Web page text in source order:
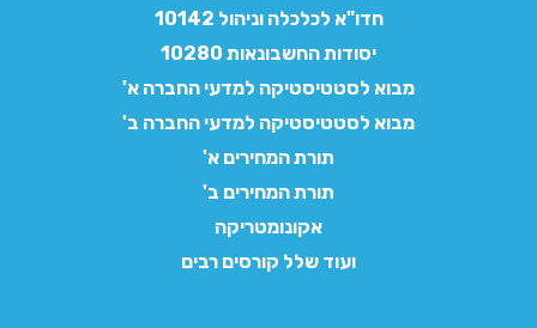
חדו"א לכלכלה וניהול 10142
יסודות החשבונאות 10280
מבוא לסטטיסטיקה למדעי החברה א'
מבוא לסטטיסטיקה למדעי החברה ב'
תורת המחירים א'
תורת המחירים ב'
אקונומטריקה
ועוד שלל קורסים רבים